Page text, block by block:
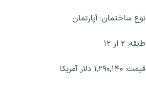
نوع ساختمان: آپارتمان
طبقه: ۲ از ۱۲
قیمت: ۱,۲۹۰,۱۴۰ دلار آمریکا